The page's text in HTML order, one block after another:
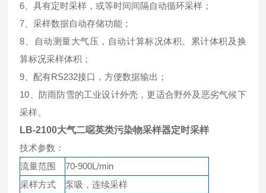
6、具有定时采样，或等时间间隔自动循环采样；
7、采样数据自动存储功能；
8、自动测量大气压，自动计算标况体积、累计体积及换
算标况采样体积；
9、配有RS232接口，方便数据输出；
10、防雨防雪的工业设计外壳，更适合野外及恶劣气候下
采样。
LB-2100大气二噁英类污染物采样器定时采样
技术参数：
流量范围
70-900L/min
采样方式
泵吸，连续采样